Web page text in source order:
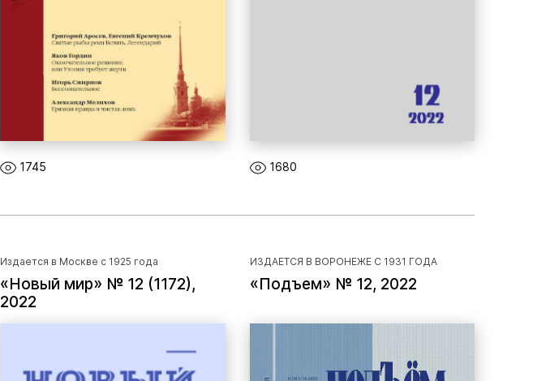
1745 1680
Издается в Москве с 1925 года
«Новый мир» № 12 (1172),
2022
ИЗДАЕТСЯ В ВОРОНЕЖЕ С 1931 ГОДА
«Подъем» № 12, 2022